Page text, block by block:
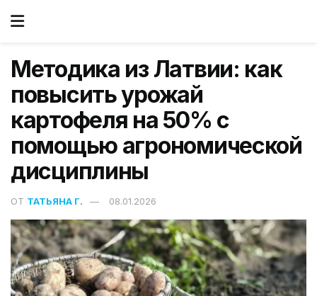
Методика из Латвии: как
повысить урожай
картофеля на 50% с
помощью агрономической
дисциплины
ОТ ТАТЬЯНА Г. 08.01.2026